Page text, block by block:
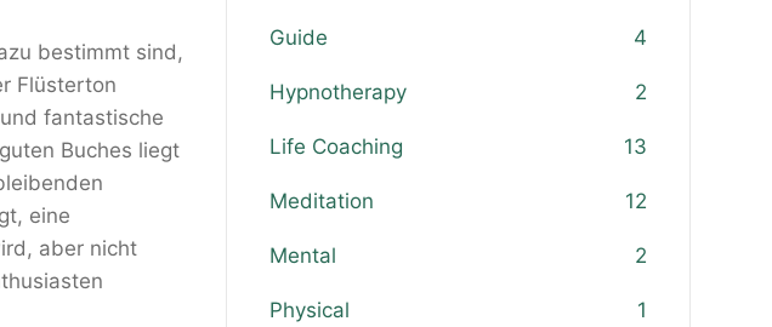
bestimmt sind,
Flüsterton
fantastische
Buches liegt
eine
aber nicht
Guide 4
Hypnotherapy 2
Life Coaching 13
Meditation 12
Mental 2
Physical 1